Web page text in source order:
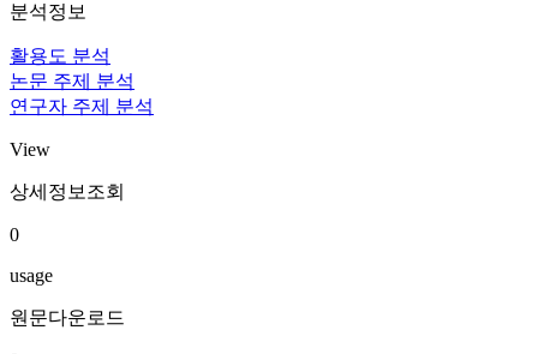
분석정보
활용도 분석
논문 주제 분석
연구자 주제 분석
View
상세정보조회
0
usage
원문다운로드